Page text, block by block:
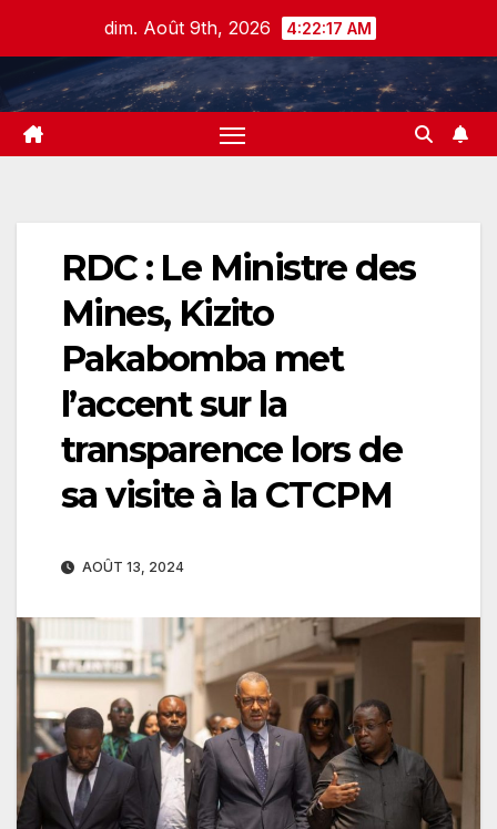
content
dim. Août 9th, 2026 4:22:18 AM
RDC : Le Ministre des
Mines, Kizito
Pakabomba met
l’accent sur la
transparence lors de
sa visite à la CTCPM
AOÛT 13, 2024